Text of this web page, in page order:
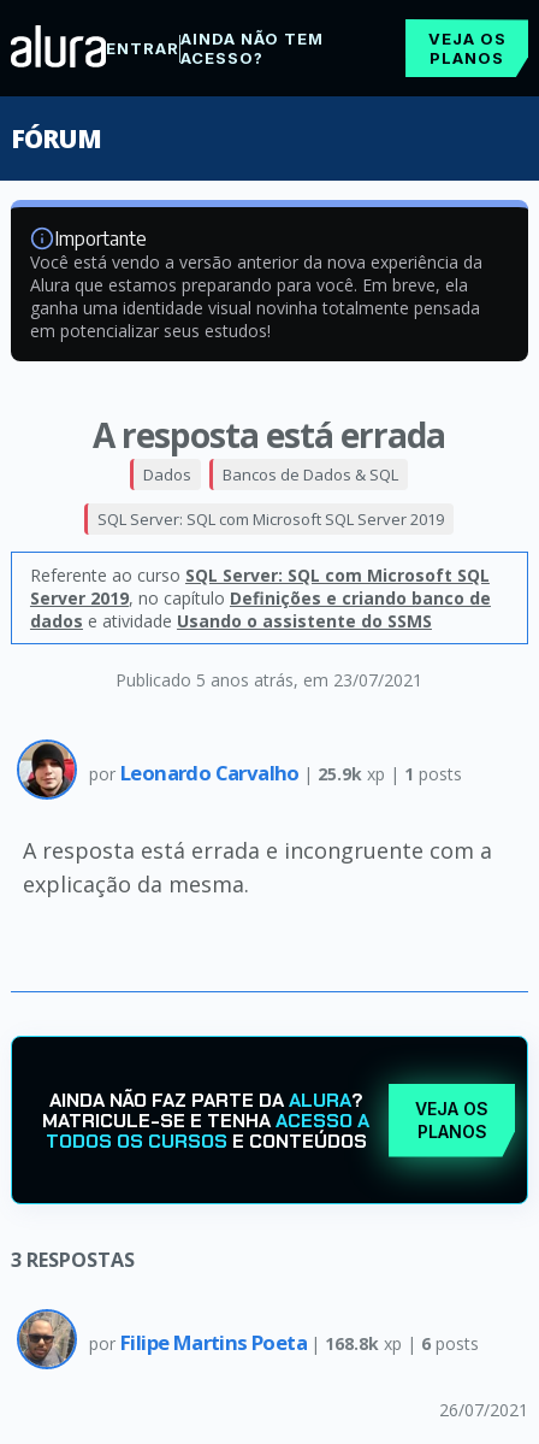
ENTRARAINDA NÃO TEM
ACESSO?
VEJA OS
PLANOS
FÓRUM
Importante
Você está vendo a versão anterior da nova experiência da
Alura que estamos preparando para você. Em breve, ela
ganha uma identidade visual novinha totalmente pensada
em potencializar seus estudos!
A resposta está errada
Publicado 5 anos atrás, em 23/07/2021
Dados Bancos de Dados & SQL
SQL Server: SQL com Microsoft SQL Server 2019
Referente ao curso SQL Server: SQL com Microsoft SQL
Server 2019, no capítulo Definições e criando banco de
dados e atividade Usando o assistente do SSMS
por Leonardo Carvalho | 25.9k xp | 1 posts
A resposta está errada e incongruente com a
explicação da mesma.
AINDA NÃO FAZ PARTE DAALURA?
MATRICULE-SE E TENHAACESSO A
TODOS OS CURSOS E CONTEÚDOS
VEJA OS
PLANOS
3 RESPOSTAS
por Filipe Martins Poeta | 168.8k xp | 6 posts
26/07/2021